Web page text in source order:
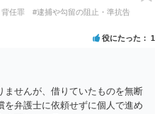
任罪
#逮捕や勾留の阻止・準抗告
役にたった 1
ませんが、借りていたものを無断
弁護士に依頼せずに個人で進め